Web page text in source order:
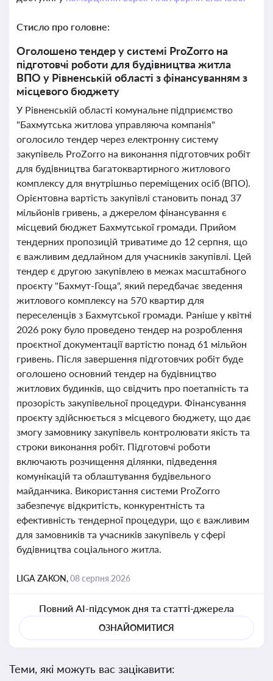
Стисло про головне:
Оголошено тендер у системі ProZorro на
підготовчі роботи для будівництва житла
ВПО у Рівненській області з фінансуванням з
місцевого бюджету
У Рівненській області комунальне підприємство
"Бахмутська житлова управляюча компанія"
оголосило тендер через електронну систему
закупівель ProZorro на виконання підготовчих робіт
для будівництва багатоквартирного житлового
комплексу для внутрішньо переміщених осіб (ВПО).
Орієнтовна вартість закупівлі становить понад 37
мільйонів гривень, а джерелом фінансування є
місцевий бюджет Бахмутської громади. Прийом
тендерних пропозицій триватиме до 12 серпня, що
є важливим дедлайном для учасників закупівлі. Цей
тендер є другою закупівлею в межах масштабного
проєкту "Бахмут-Гоща", який передбачає зведення
житлового комплексу на 570 квартир для
переселенців з Бахмутської громади. Раніше у квітні
2026 року було проведено тендер на розроблення
проєктної документації вартістю понад 61 мільйон
гривень. Після завершення підготовчих робіт буде
оголошено основний тендер на будівництво
житлових будинків, що свідчить про поетапність та
прозорість закупівельної процедури. Фінансування
проєкту здійснюється з місцевого бюджету, що дає
змогу замовнику закупівель контролювати якість та
строки виконання робіт. Підготовчі роботи
включають розчищення ділянки, підведення
комунікацій та облаштування будівельного
майданчика. Використання системи ProZorro
забезпечує відкритість, конкурентність та
ефективність тендерної процедури, що є важливим
для замовників та учасників закупівель у сфері
будівництва соціального житла.
LIGA ZAKON,08 серпня 2026
Повний AI-підсумок дня та статті-джерела
ОЗНАЙОМИТИСЯ
Теми, які можуть вас зацікавити: